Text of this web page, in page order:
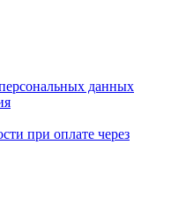
данных
при оплате через